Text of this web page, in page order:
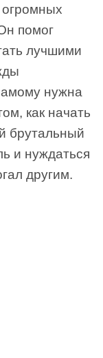
помог
лучшими
нужна
как начать
брутальный
и нуждаться
другим.